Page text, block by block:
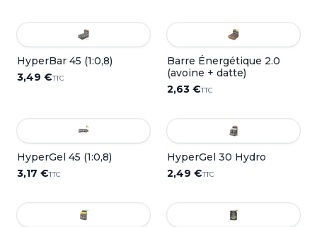
HyperBar 45 (1:0,8)
3,49 €TTC
Barre Énergétique 2.0
(avoine + datte)
2,63 €TTC
HyperGel 45 (1:0,8)
3,17 €TTC
HyperGel 30 Hydro
2,49 €TTC